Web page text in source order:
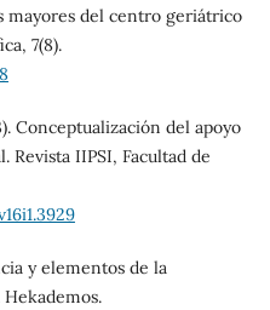
mayores del centro geriátrico
7(8).
Conceptualización del apoyo
Revista IIPSI, Facultad de
y elementos de la